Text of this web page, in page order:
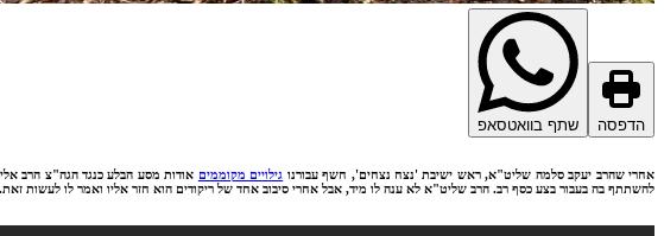
הדפסה שתף בוואטסאפ
אחרי שהרב יעקב סלמה שליט"א, ראש ישיבת 'נצח נצחים', חשף עבורנו גילויים מקוממים אודות מסע הבלע כנגד הגה"צ הרב
להשתתף בה בעבור בצע כסף רב. הרב שליט"א לא ענה לו מיד, אבל אחרי סיבוב אחד של ריקודים הוא חזר אליו ואמר לו לעשות